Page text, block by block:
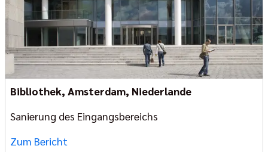
Bibliothek, Amsterdam, Niederlande
Sanierung des Eingangsbereichs
Zum Bericht